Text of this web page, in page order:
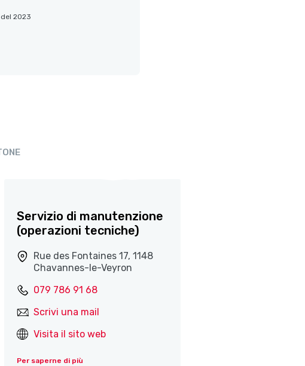
2023
Servizio di manutenzione
(operazioni tecniche)
Rue des Fontaines 17, 1148
Chavannes-le-Veyron
079 786 91 68
Scrivi una mail
Visita il sito web
Per saperne di più